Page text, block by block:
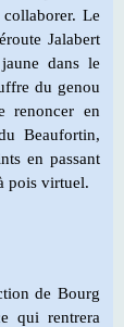
Le
Jalabert
dans le
du genou
renoncer en
Beaufortin,
en passant
pois virtuel.
de Bourg
qui rentrera